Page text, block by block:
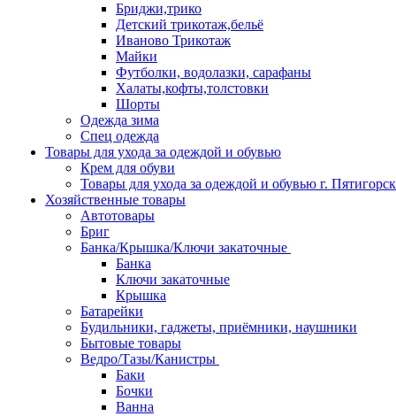
Бриджи,трико
Детский трикотаж,бельё
Иваново Трикотаж
Майки
Футболки, водолазки, сарафаны
Халаты,кофты,толстовки
Шорты
Одежда зима
Спец одежда
Товары для ухода за одеждой и обувью
Крем для обуви
Товары для ухода за одеждой и обувью г. Пятигорск
Хозяйственные товары
Автотовары
Бриг
Банка/Крышка/Ключи закаточные
Банка
Ключи закаточные
Крышка
Батарейки
Будильники, гаджеты, приёмники, наушники
Бытовые товары
Ведро/Тазы/Канистры
Баки
Бочки
Ванна